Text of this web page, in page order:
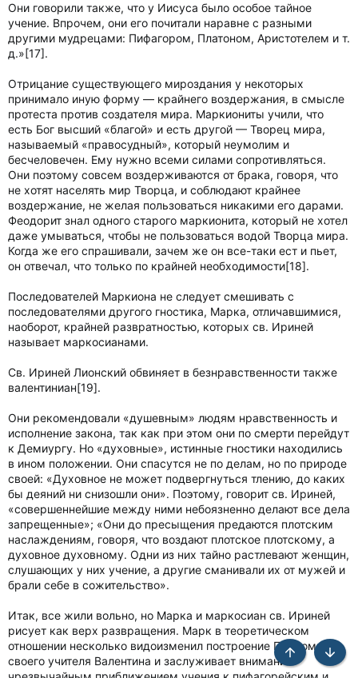
Они говорили также, что у Иисуса было особое тайное
учение. Впрочем, они его почитали наравне с разными
другими мудрецами: Пифагором, Платоном, Аристотелем и т.
д.»[17].
Отрицание существующего мироздания у некоторых
принимало иную форму — крайнего воздержания, в смысле
протеста против создателя мира. Маркиониты учили, что
есть Бог высший «благой» и есть другой — Творец мира,
называемый «правосудный», который неумолим и
бесчеловечен. Ему нужно всеми силами сопротивляться.
Они поэтому совсем воздерживаются от брака, говоря, что
не хотят населять мир Творца, и соблюдают крайнее
воздержание, не желая пользоваться никакими его дарами.
Феодорит знал одного старого маркионита, который не хотел
даже умываться, чтобы не пользоваться водой Творца мира.
Когда же его спрашивали, зачем же он все-таки ест и пьет,
он отвечал, что только по крайней необходимости[18].
Последователей Маркиона не следует смешивать с
последователями другого гностика, Марка, отличавшимися,
наоборот, крайней развратностью, которых св. Ириней
называет маркосианами.
Св. Ириней Лионский обвиняет в безнравственности также
валентиниан[19].
Они рекомендовали «душевным» людям нравственность и
исполнение закона, так как при этом они по смерти перейдут
к Демиургу. Но «духовные», истинные гностики находились
в ином положении. Они спасутся не по делам, но по природе
своей: «Духовное не может подвергнуться тлению, до каких
бы деяний ни снизошли они». Поэтому, говорит св. Ириней,
«совершеннейшие между ними небоязненно делают все дела
запрещенные»; «Они до пресыщения предаются плотским
наслаждениям, говоря, что воздают плотское плотскому, а
духовное духовному. Одни из них тайно растлевают женщин,
слушающих у них учение, а другие сманивали их от мужей и
брали себе в сожительство».
Итак, все жили вольно, но Марка и маркосиан св. Ириней
рисует как верх развращения. Марк в теоретическом
отношении несколько видоизменил построение Плиромы
своего учителя Валентина и заслуживает вниманияСверху Снизу